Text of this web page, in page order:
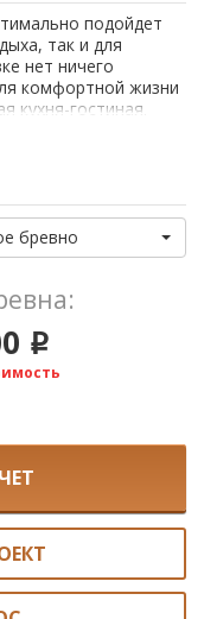
подойдет
так и для
нет ничего
комфортной жизни
кухня-гостиная.
антресоль,
или
освещение.
бревно
i